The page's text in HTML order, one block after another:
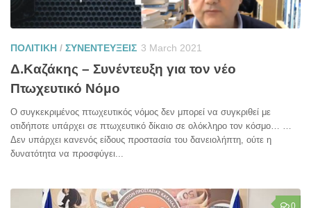
ΠΟΛΙΤΙΚΗ / ΣΥΝΕΝΤΕΥΞΕΙΣ 3 March 2021
Δ.Καζάκης – Συνέντευξη για τον νέο
Πτωχευτικό Νόμο
Ο συγκεκριμένος πτωχευτικός νόμος δεν μπορεί να συγκριθεί με
οτιδήποτε υπάρχει σε πτωχευτικό δίκαιο σε ολόκληρο τον κόσμο… …
Δεν υπάρχει κανενός είδους προστασία του δανειολήπτη, ούτε η
δυνατότητα να προσφύγει...
0